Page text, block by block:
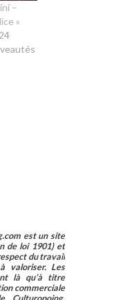
–
»
est un site
de loi 1901) et
du travail
valoriser. Les
là qu’à titre
commerciale